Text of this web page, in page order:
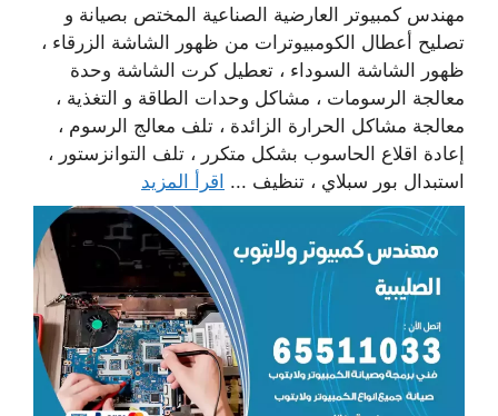
مهندس كمبيوتر العارضية الصناعية المختص بصيانة و
تصليح أعطال الكومبيوترات من ظهور الشاشة الزرقاء ،
ظهور الشاشة السوداء ، تعطيل كرت الشاشة وحدة
معالجة الرسومات ، مشاكل وحدات الطاقة و التغذية ،
معالجة مشاكل الحرارة الزائدة ، تلف معالج الرسوم ،
إعادة اقلاع الحاسوب بشكل متكرر ، تلف التوانزستور ،
استبدال بور سبلاي ، تنظيف ... اقرأ المزيد